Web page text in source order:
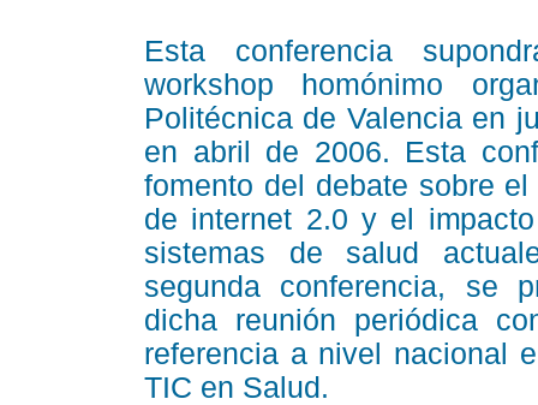
Esta conferencia
workshop homónimo
Politécnica de Valencia en
en abril de 2006. Esta
fomento del debate sobre
de internet 2.0 y el
sistemas de salud
segunda conferencia, se
dicha reunión periódica
referencia a nivel nacional
TIC en Salud.